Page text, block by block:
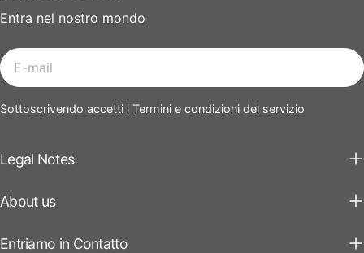
Legal Notes
About us
Entriamo in Contatto
Entra nel nostro mondo
E-
mail
Sottoscrivendo accetti i Termini e condizioni del servizio